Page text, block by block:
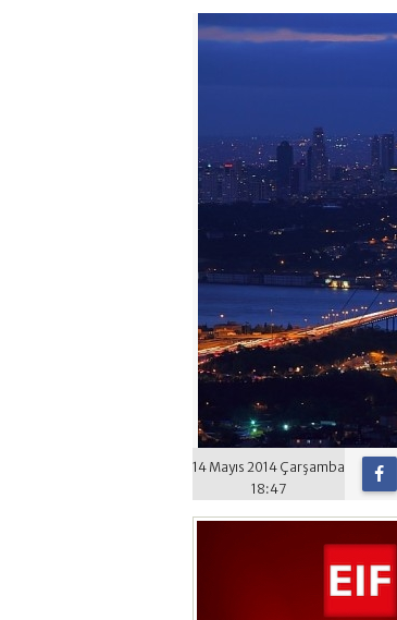
14 Mayıs 2014 Çarşamba
18:47